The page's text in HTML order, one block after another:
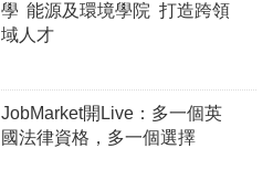
學 能源及環境學院 打造跨領
域人才
JobMarket開Live：多一個英
國法律資格，多一個選擇